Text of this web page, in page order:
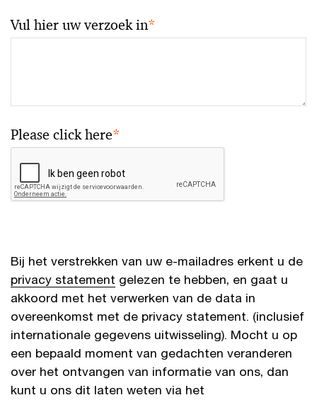
Vul hier uw verzoek in*
Please click here*
Bij het verstrekken van uw e-mailadres erkent u de
privacy statement gelezen te hebben, en gaat u
akkoord met het verwerken van de data in
overeenkomst met de privacy statement. (inclusief
internationale gegevens uitwisseling). Mocht u op
een bepaald moment van gedachten veranderen
over het ontvangen van informatie van ons, dan
kunt u ons dit laten weten via het